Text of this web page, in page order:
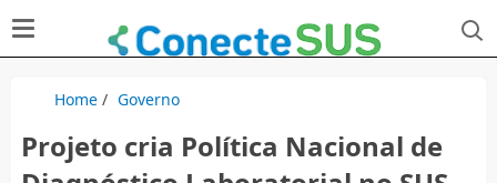
Home/ Governo
Projeto cria Política Nacional de